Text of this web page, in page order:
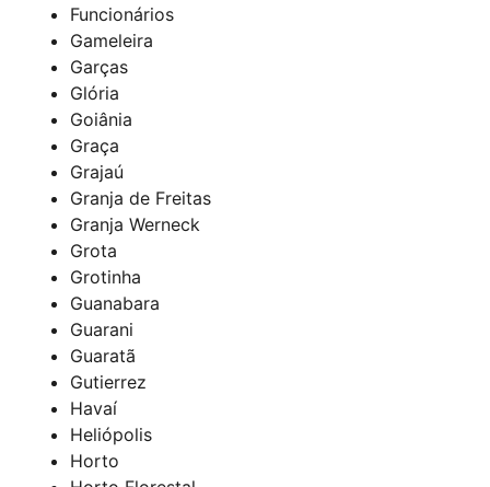
Funcionários
Gameleira
Garças
Glória
Goiânia
Graça
Grajaú
Granja de Freitas
Granja Werneck
Grota
Grotinha
Guanabara
Guarani
Guaratã
Gutierrez
Havaí
Heliópolis
Horto